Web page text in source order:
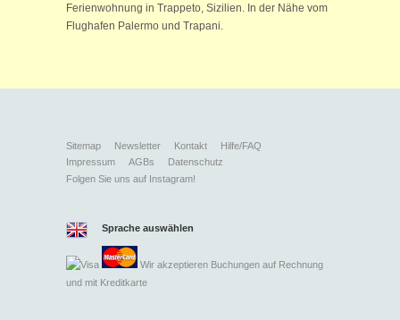
Ferienwohnung in Trappeto, Sizilien. In der Nähe vom
Flughafen Palermo und Trapani.
Sitemap Newsletter Kontakt
Hilfe/FAQ
Impressum
AGBs
Datenschutz
Folgen Sie uns auf Instagram!
Sprache auswählen
Wir akzeptieren Buchungen auf Rechnung
und mit Kreditkarte